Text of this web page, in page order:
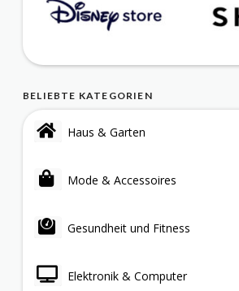
BELIEBTE KATEGORIEN
Haus & Garten
Mode & Accessoires
Gesundheit und Fitness
Elektronik & Computer